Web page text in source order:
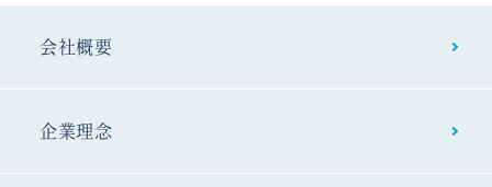
会社概要
企業理念